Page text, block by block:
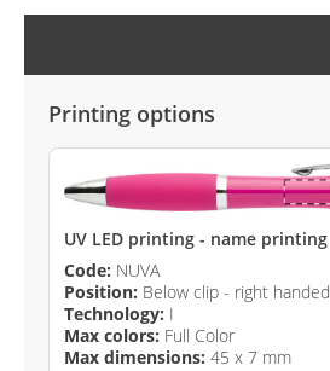
Printing options
UV LED printing - name printing
Code: NUVA
Position: Below clip - right handed
Technology: I
Max colors: Full Color
Max dimensions: 45 x 7 mm